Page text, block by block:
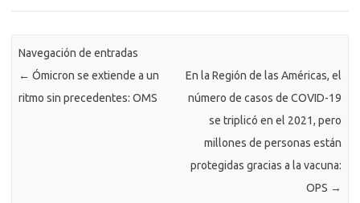
Navegación de entradas
← Ómicron se extiende a un
ritmo sin precedentes: OMS
En la Región de las Américas, el
número de casos de COVID-19
se triplicó en el 2021, pero
millones de personas están
protegidas gracias a la vacuna:
OPS →